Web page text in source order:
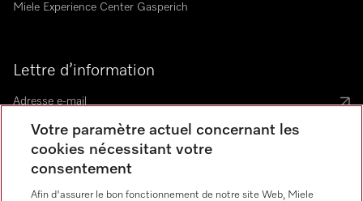
Miele Experience Center Gasperich
Lettre d’information
Langue
Votre paramètre actuel concernant les
cookies nécessitant votre
consentement
Afin d'assurer le bon fonctionnement de notre site Web, Miele